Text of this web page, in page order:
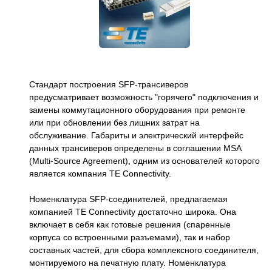
Стандарт построения SFP-трансиверов
предусматривает возможность "горячего" подключения и
замены коммутационного оборудования при ремонте
или при обновлении без лишних затрат на
обслуживание. Габариты и электрический интерфейс
данных трансиверов определены в соглашении MSA
(Multi-Source Agreement), одним из основателей которого
является компания TE Connectivity.
Номенклатура SFP-соединителей, предлагаемая
компанией TE Connectivity достаточно широка. Она
включает в себя как готовые решения (спаренные
корпуса со встроенными разъемами), так и набор
составных частей, для сбора комплексного соединителя,
монтируемого на печатную плату. Номенклатура